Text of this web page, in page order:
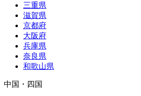
三重県
滋賀県
京都府
大阪府
兵庫県
奈良県
和歌山県
中国・四国